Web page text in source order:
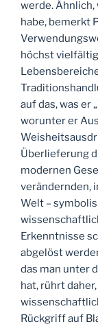
werde.
habe, bemerkt
höchst
auf das, was er
worunter er
Überlieferung
modernen
verändernden,
Welt –
Erkenntnisse
abgelöst
das man unter
hat, rührt
Rückgriff auf